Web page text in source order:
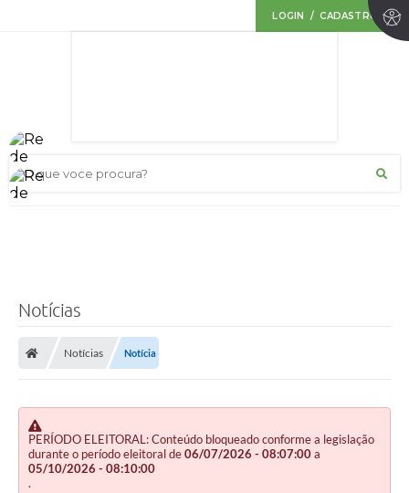
LOGIN / CADASTRO
O que voce procura?
Notícias
Notícias Notícia
PERÍODO ELEITORAL: Conteúdo bloqueado conforme a legislação
durante o período eleitoral de06/07/2026 - 08:07:00a
05/10/2026 - 08:10:00
.